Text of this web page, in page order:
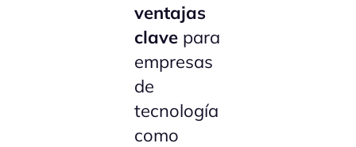
ventajas
clave para
empresas
de
tecnología
como